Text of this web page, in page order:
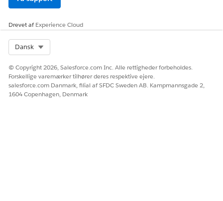
Drevet afExperience Cloud
Dansk
© Copyright 2026, Salesforce.com Inc. Alle rettigheder forbeholdes.
Forskellige varemærker tilhører deres respektive ejere.
salesforce.com Danmark, filial af SFDC Sweden AB. Kampmannsgade 2,
1604 Copenhagen, Denmark